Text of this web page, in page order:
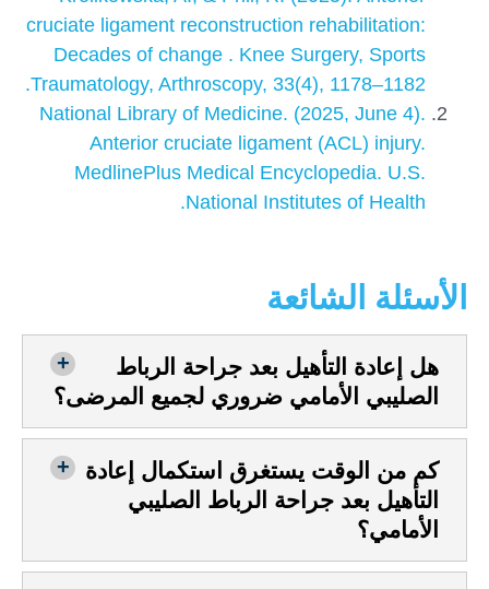
cruciate ligament reconstruction rehabilitation:
Decades of change . Knee Surgery, Sports
Traumatology, Arthroscopy, 33(4), 1178–1182.
National Library of Medicine. (2025, June 4).
Anterior cruciate ligament (ACL) injury.
MedlinePlus Medical Encyclopedia. U.S.
National Institutes of Health.
الأسئلة الشائعة
هل إعادة التأهيل بعد جراحة الرباط
الصليبي الأمامي ضروري لجميع المرضى؟
كم من الوقت يستغرق استكمال إعادة
التأهيل بعد جراحة الرباط الصليبي
الأمامي؟